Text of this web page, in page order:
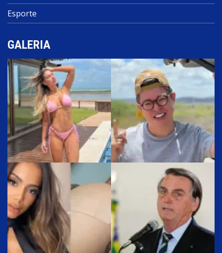
Esporte
GALERIA